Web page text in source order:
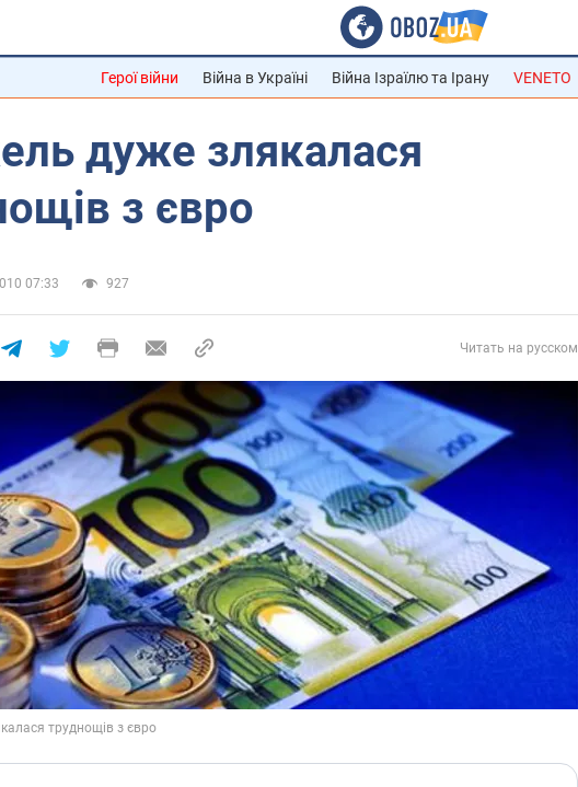
Герої війни Війна в Україні Війна Ізраїлю та Ірану VENETO
дуже злякалася
з євро
07:33
927
Читать на русском